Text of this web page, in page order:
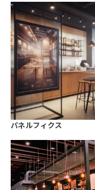
パネルフィクス